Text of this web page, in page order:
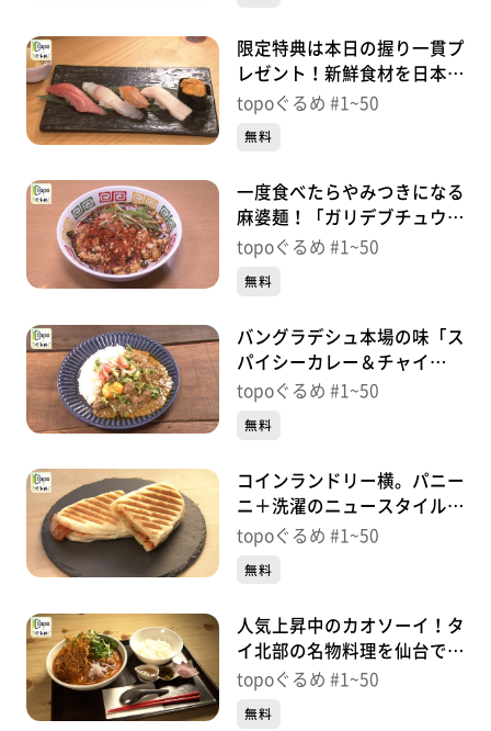
限定特典は本日の握り一貫プ
レゼント！新鮮食材を日本酒
と「鮨 喜福」（青葉区立
topoぐるめ #1~50
無料
一度食べたらやみつきになる
麻婆麺！「ガリデブチュウ」
（若林区河原町）＃
topoぐるめ #1~50
無料
バングラデシュ本場の味「ス
パイシーカレー＆チャイ
Halal Hub」（青葉区柏木）
topoぐるめ #1~50
無料
コインランドリー横。パニー
ニ＋洗濯のニュースタイル！
「PaniCraft」（若林区荒
topoぐるめ #1~50
無料
人気上昇中のカオソーイ！タ
イ北部の名物料理を仙台で
「カオソイ食堂」（若林区荒
topoぐるめ #1~50
無料